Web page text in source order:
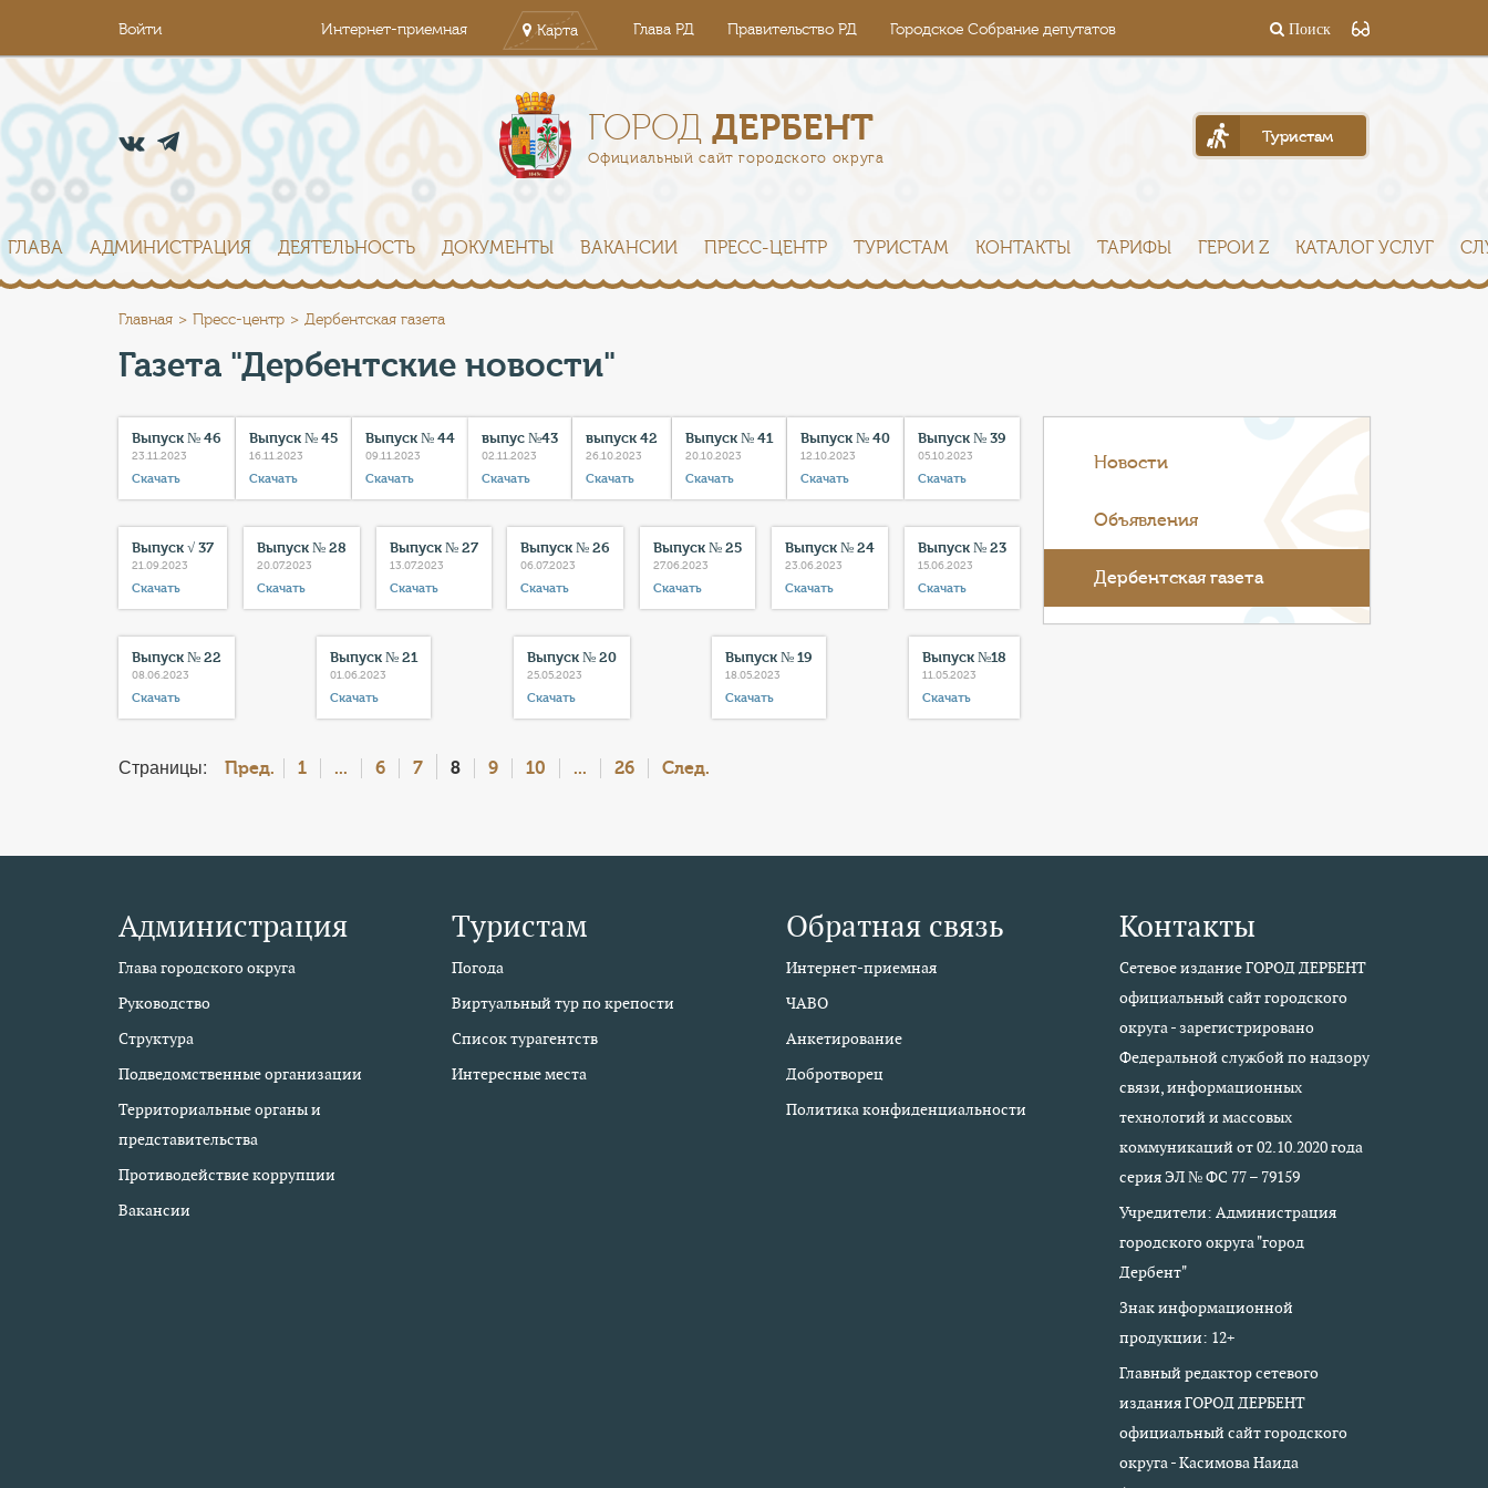
Войти Интернет-приемная Карта Глава РД Правительство РД Городское Собрание депутатов Поиск
ГОРОДДЕРБЕНТ
Официальный сайт городского округа
Туристам
ГЛАВА АДМИНИСТРАЦИЯ ДЕЯТЕЛЬНОСТЬ ДОКУМЕНТЫ ВАКАНСИИ ПРЕСС-ЦЕНТР ТУРИСТАМ КОНТАКТЫ ТАРИФЫ ГЕРОИ Z КАТАЛОГ УСЛУГ
Главная Пресс-центр Дербентская газета
Газета "Дербентские новости"
Выпуск № 46
23.11.2023
Скачать
Выпуск № 45
16.11.2023
Скачать
Выпуск № 44
09.11.2023
Скачать
выпус №43
02.11.2023
Скачать
выпуск 42
26.10.2023
Скачать
Выпуск № 41
20.10.2023
Скачать
Выпуск № 40
12.10.2023
Скачать
Выпуск № 39
05.10.2023
Скачать
Выпуск √ 37
21.09.2023
Скачать
Выпуск № 28
20.07.2023
Скачать
Выпуск № 27
13.07.2023
Скачать
Выпуск № 26
06.07.2023
Скачать
Выпуск № 25
27.06.2023
Скачать
Выпуск № 24
23.06.2023
Скачать
Выпуск № 23
15.06.2023
Скачать
Выпуск № 22
08.06.2023
Скачать
Выпуск № 21
01.06.2023
Скачать
Выпуск № 20
25.05.2023
Скачать
Выпуск № 19
18.05.2023
Скачать
Выпуск №18
11.05.2023
Скачать
Страницы: Пред. 1 ... 6 7 8 9 10 ... 26 След.
Новости
Объявления
Дербентская газета
Администрация
Глава городского округа
Руководство
Структура
Подведомственные организации
Территориальные органы и
представительства
Противодействие коррупции
Вакансии
Туристам
Погода
Виртуальный тур по крепости
Список турагентств
Интересные места
Обратная связь
Интернет-приемная
ЧАВО
Анкетирование
Добротворец
Политика конфиденциальности
Контакты
Сетевое издание ГОРОД ДЕРБЕНТ
официальный сайт городского
округа - зарегистрировано
Федеральной службой по надзору
связи, информационных
технологий и массовых
коммуникаций от 02.10.2020 года
серия ЭЛ № ФС 77 – 79159
Учредители: Администрация
городского округа "город
Дербент"
Знак информационной
продукции: 12+
Главный редактор сетевого
издания ГОРОД ДЕРБЕНТ
официальный сайт городского
округа - Касимова Наида